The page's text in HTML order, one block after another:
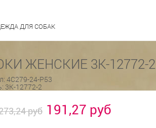
ДЛЯ СОБАК
ЖЕНСКИЕ 3К-12772-2
4С279-24-Р53
3К-12772-2
руб 191,27 руб